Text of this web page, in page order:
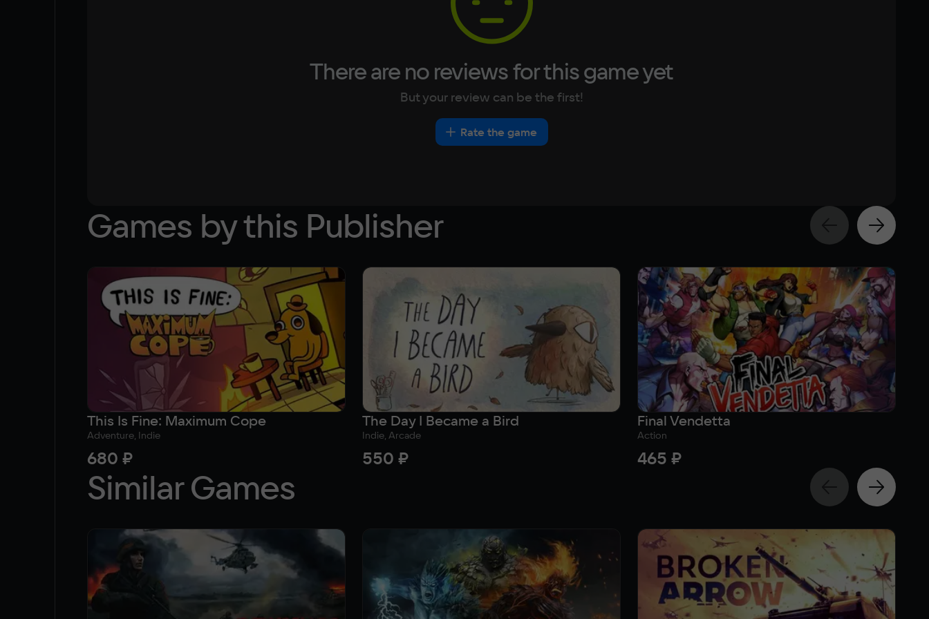
There are no reviews for this game yet
But your review can be the first!
Rate the game
Games by this Publisher
This Is Fine: Maximum Cope
Adventure, Indie
680 ₽
The Day I Became a Bird
Indie, Arcade
550 ₽
Final Vendetta
Action
465 ₽
Similar Games